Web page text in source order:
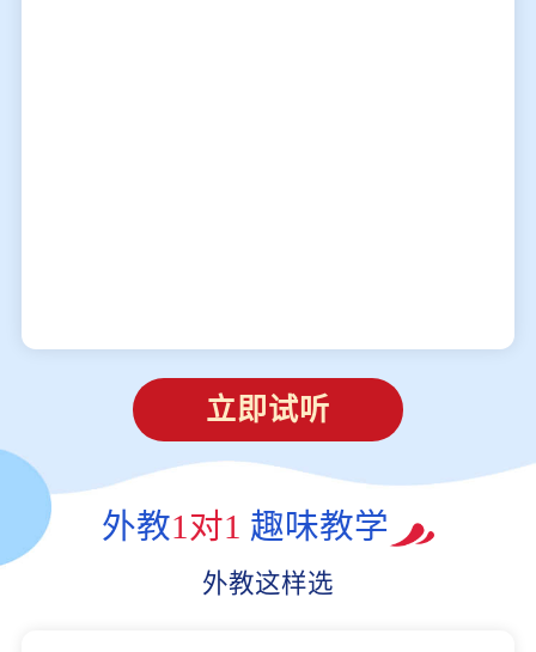
立即试听
外教1对1 趣味教学
外教这样选